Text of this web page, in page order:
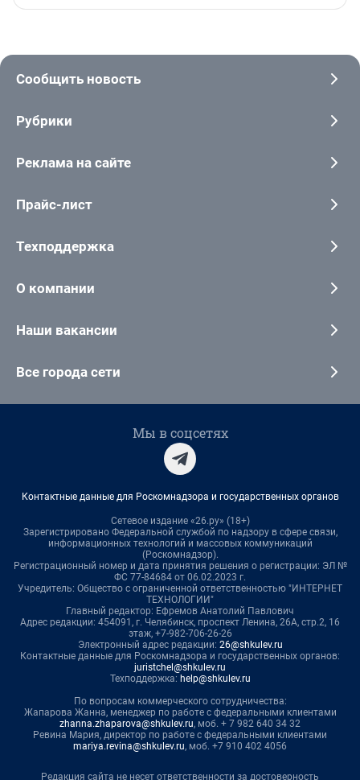
Сообщить новость
Рубрики
Реклама на сайте
Прайс-лист
Техподдержка
О компании
Наши вакансии
Все города сети
Мы в соцсетях
Контактные данные для Роскомнадзора и государственных органов
Сетевое издание «26.ру» (18+)
Зарегистрировано Федеральной службой по надзору в сфере связи,
информационных технологий и массовых коммуникаций
(Роскомнадзор).
Регистрационный номер и дата принятия решения о регистрации: ЭЛ №
ФС 77-84684 от 06.02.2023 г.
Учредитель: Общество с ограниченной ответственностью "ИНТЕРНЕТ
ТЕХНОЛОГИИ"
Главный редактор: Ефремов Анатолий Павлович
Адрес редакции: 454091, г. Челябинск, проспект Ленина, 26А, стр.2, 16
этаж, +7-982-706-26-26
Электронный адрес редакции: 26@shkulev.ru
Контактные данные для Роскомнадзора и государственных органов:
juristchel@shkulev.ru
Техподдержка: help@shkulev.ru
По вопросам коммерческого сотрудничества:
Жапарова Жанна, менеджер по работе с федеральными клиентами
zhanna.zhaparova@shkulev.ru, моб. + 7 982 640 34 32
Ревина Мария, директор по работе с федеральными клиентами
mariya.revina@shkulev.ru, моб. +7 910 402 4056
Редакция сайта не несет ответственности за достоверность